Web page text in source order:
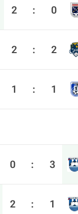
2 : 0
2 : 2
1 : 1
0 : 3
2 : 1